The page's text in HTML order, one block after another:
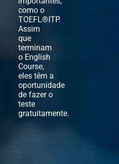
como o
TOEFL®ITP.
Assim
que
terminam
o English
Course,
eles têm a
oportunidade
de fazer o
teste
gratuitamente.